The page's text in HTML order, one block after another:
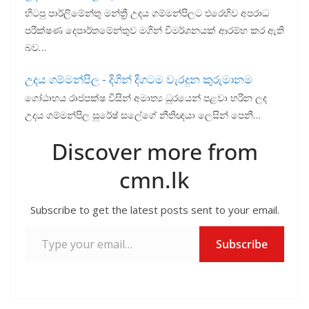
හිටපු පාර්ලිමේන්තු මන්ත්‍රී උදය ගම්මන්පිලට එරෙහිව අපරාධ
පරීක්ෂණ දෙපාර්තමේන්තුව මගින් විමර්ශනයක් ආරම්භ කර ඇති
බව…
උදය ගම්මන්පිල - දිගින් දිගටම වැරදුන කුරුමානම
ගෝඨාභය රාජපක්ෂ විසින් අමාත්‍ය ධුරයෙන් පළවා හරින ලද
උදය ගම්මන්පිල සුරේෂ් සලේගේ නීතිඥයා ලෙසින් පෙනී…
Discover more from
cmn.lk
Subscribe to get the latest posts sent to your email.
Subscribe